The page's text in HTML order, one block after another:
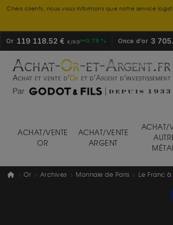
Chers clients, nous vous informons que notre service
Or 119 118.52 € €/KG +0.79 % Once d’or 3
ACHAT/VENTE
OR
ACHAT/VENTE
ARGENT
ACHAT/
Or Archives Monnaie de Paris Le Franc